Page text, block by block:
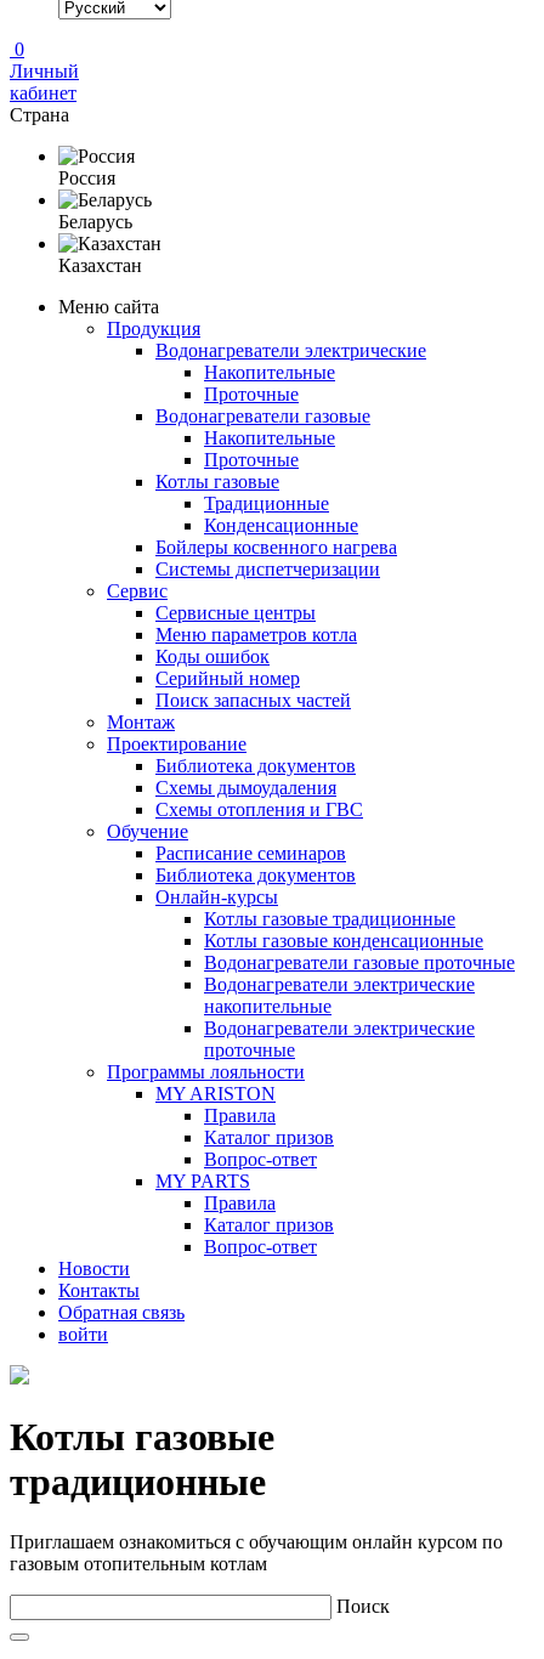
0
Личный
кабинет
Страна
Россия
Беларусь
Казахстан
Меню сайта
Продукция
Водонагреватели электрические
Накопительные
Проточные
Водонагреватели газовые
Накопительные
Проточные
Котлы газовые
Традиционные
Конденсационные
Бойлеры косвенного нагрева
Системы диспетчеризации
Сервис
Сервисные центры
Меню параметров котла
Коды ошибок
Серийный номер
Поиск запасных частей
Монтаж
Проектирование
Библиотека документов
Схемы дымоудаления
Схемы отопления и ГВС
Обучение
Расписание семинаров
Библиотека документов
Онлайн-курсы
Котлы газовые традиционные
Котлы газовые конденсационные
Водонагреватели газовые проточные
Водонагреватели электрические
накопительные
Водонагреватели электрические
проточные
Программы лояльности
MY ARISTON
Правила
Каталог призов
Вопрос-ответ
MY PARTS
Правила
Каталог призов
Вопрос-ответ
Новости
Контакты
Обратная связь
войти
Котлы газовые
традиционные
Приглашаем ознакомиться с обучающим онлайн курсом по
газовым отопительным котлам
Поиск